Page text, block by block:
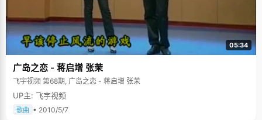
间，朱师达都会找一些文学作品来看。 跟很多小孩子一样，朱师达小时候也
是在父母严厉的注视和棍棒的威胁下度过的。"小时候爸爸妈妈对我要求很严
格，每天都要督促我做作业，出奥赛题给我，不按时完成作业就会挨打，"朱
师达自嘲的说，"小时候很调皮，经常将零花钱存下来，有一块钱两块钱就跑
到游戏厅打游戏，不做作业，结果被抓住了，结果有些惨。"后来，随着年龄
的增长，朱师达良好的学习习惯由被动变成了主动，同时也结束了"挨打"的
十名，考上状元也在情理之中。老师们对他的评价是："悟性比较好，很认
真，很自觉，很稳重"。朱师达的自我评价是："学习能抓住重点，领悟能力
还好，记不住就多看几遍了，"没有任何技巧可言。 回顾高中的学习，朱师达
用两个字形容："苦和甜"。"苦"的是每天都要做很多练习，看很多书，每天早
上六点五十分准时上自习，一直学到晚上十点才下自习，大雪天里也要上
课，尤其是在熬夜的时候，会特别觉得苦；"甜"的是虽然忙碌但是结交了很
05:34
广岛之恋 - 蒋启增 张茉
飞宇视频 第68期, 广岛之恋 - 蒋启增 张茉
UP主: 飞宇视频
歌曲 • 2010/5/7